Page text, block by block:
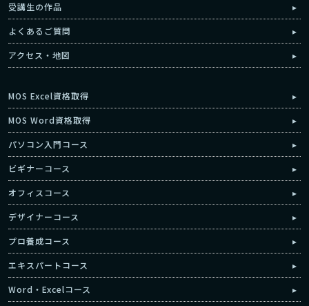
受講生の作品
よくあるご質問
アクセス・地図
MOS Excel資格取得
MOS Word資格取得
パソコン入門コース
ビギナーコース
オフィスコース
デザイナーコース
プロ養成コース
エキスパートコース
Word・Excelコース